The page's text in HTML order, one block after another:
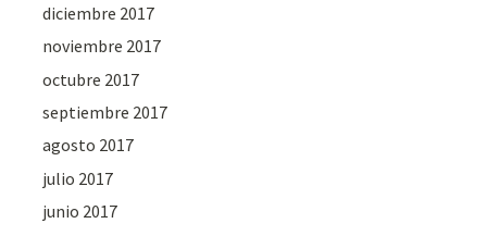
diciembre 2017
noviembre 2017
octubre 2017
septiembre 2017
agosto 2017
julio 2017
junio 2017